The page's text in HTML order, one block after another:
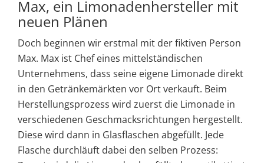
Max, ein Limonadenhersteller mit
neuen Plänen
Doch beginnen wir erstmal mit der fiktiven Person
Max. Max ist Chef eines mittelständischen
Unternehmens, dass seine eigene Limonade direkt
in den Getränkemärkten vor Ort verkauft. Beim
Herstellungsprozess wird zuerst die Limonade in
verschiedenen Geschmacksrichtungen hergestellt.
Diese wird dann in Glasflaschen abgefüllt. Jede
Flasche durchläuft dabei den selben Prozess: